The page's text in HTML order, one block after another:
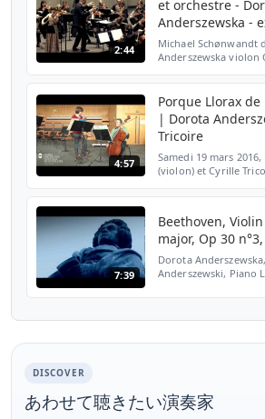
2:44
et orchestre -
Anderszewska -
Michael Schønwandt
Anderszewska violon
Berlioz / Le Corum
4:57
Porque Llorax
| Dorota
Tricoire
Samedi 19 mars
(violon) et Cyrille
7:39
Beethoven,
major, Op 30
Dorota
Anderszewski, Piano
DISCOVER
あわせて聴きたい演奏家